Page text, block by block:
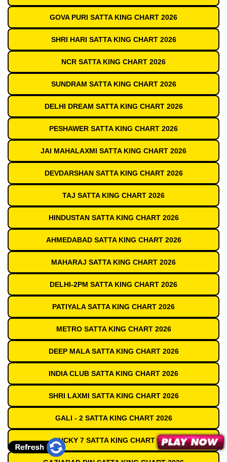
GOVA PURI SATTA KING CHART 2026
SHRI HARI SATTA KING CHART 2026
NCR SATTA KING CHART 2026
SUNDRAM SATTA KING CHART 2026
DELHI DREAM SATTA KING CHART 2026
PESHAWER SATTA KING CHART 2026
JAI MAHALAXMI SATTA KING CHART 2026
DEVDARSHAN SATTA KING CHART 2026
TAJ SATTA KING CHART 2026
HINDUSTAN SATTA KING CHART 2026
AHMEDABAD SATTA KING CHART 2026
MAHARAJ SATTA KING CHART 2026
DELHI-2PM SATTA KING CHART 2026
PATIYALA SATTA KING CHART 2026
METRO SATTA KING CHART 2026
DEEP MALA SATTA KING CHART 2026
INDIA CLUB SATTA KING CHART 2026
SHRI LAXMI SATTA KING CHART 2026
GALI - 2 SATTA KING CHART 2026
LUCKY 7 SATTA KING CHART 2026